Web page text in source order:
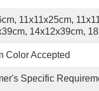
11x11x25cm,
14x12x39cm,
Color Accepted
Specific